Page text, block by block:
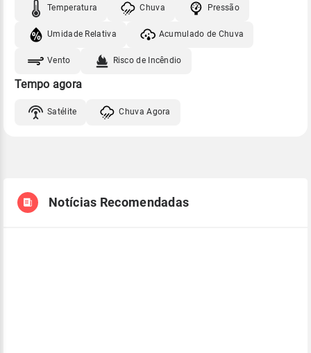
Temperatura Chuva Pressão
Umidade Relativa Acumulado de Chuva
Vento Risco de Incêndio
Tempo agora
Satélite Chuva Agora
Notícias Recomendadas